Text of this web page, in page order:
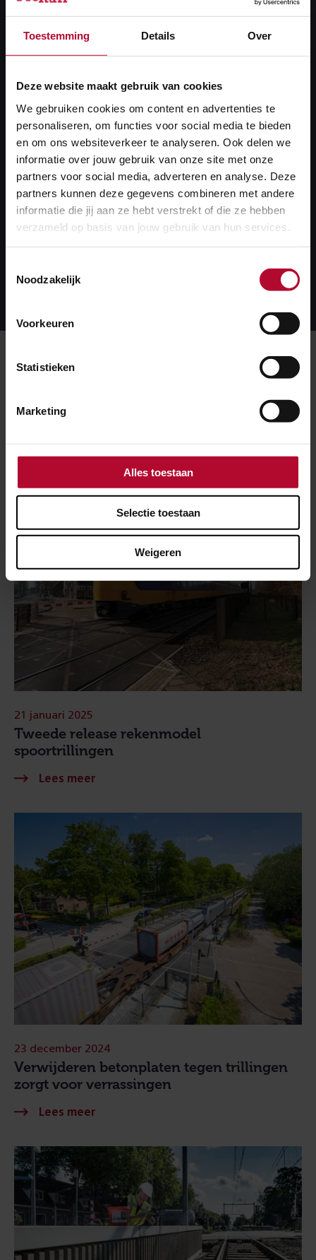
Toestemming Details Over
Deze website maakt gebruik van cookies
We gebruiken cookies om content en advertenties te
personaliseren, om functies voor social media te bieden
en om ons websiteverkeer te analyseren. Ook delen we
informatie over jouw gebruik van onze site met onze
partners voor social media, adverteren en analyse. Deze
partners kunnen deze gegevens combineren met andere
informatie die jij aan ze hebt verstrekt of die ze hebben
verzameld op basis van jouw gebruik van hun services.
Noodzakelijk
Voorkeuren
Statistieken
Marketing
Alles toestaan
Selectie toestaan
Weigeren
Spoortrillingen
Rond het spoor zijn soms trillingen voelbaar. Die
kunnen overlast veroorzaken. Daar krijgt ProRail veel
meldingen van. Om deze overlast aan te pakken,
onderzocht ProRail in opdracht van het ministerie van
Infrastructuur en Waterstaat welke maatregelen de
spoortrillingen bij de bron kunnen verminderen.
Lees meer over dit programma
Lees
dit
programma
Meer over:
Tweede release rekenmodel
spoortrillingen
21 januari 2025
Verwijderen betonplaten tegen trillingen
zorgt voor verrassingen
23 december 2024